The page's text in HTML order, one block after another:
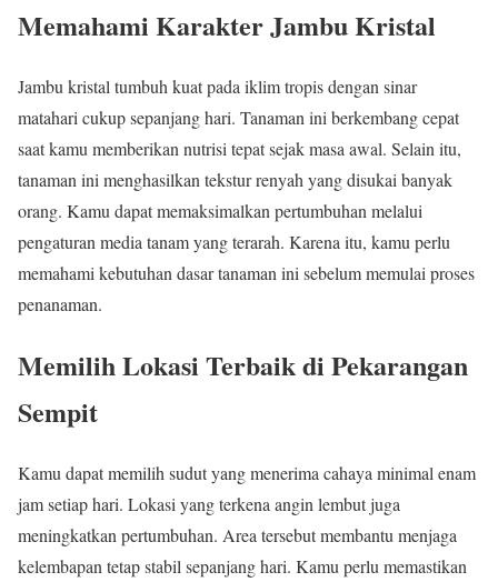
Memahami Karakter Jambu Kristal
Jambu kristal tumbuh kuat pada iklim tropis dengan sinar
matahari cukup sepanjang hari. Tanaman ini berkembang cepat
saat kamu memberikan nutrisi tepat sejak masa awal. Selain itu,
tanaman ini menghasilkan tekstur renyah yang disukai banyak
orang. Kamu dapat memaksimalkan pertumbuhan melalui
pengaturan media tanam yang terarah. Karena itu, kamu perlu
memahami kebutuhan dasar tanaman ini sebelum memulai proses
penanaman.
Memilih Lokasi Terbaik di Pekarangan
Sempit
Kamu dapat memilih sudut yang menerima cahaya minimal enam
jam setiap hari. Lokasi yang terkena angin lembut juga
meningkatkan pertumbuhan. Area tersebut membantu menjaga
kelembapan tetap stabil sepanjang hari. Kamu perlu memastikan